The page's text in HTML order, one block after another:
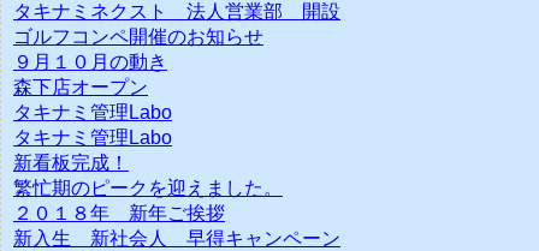
タキナミネクスト 法人営業部 開設
ゴルフコンペ開催のお知らせ
９月１０月の動き
森下店オープン
タキナミ管理Labo
タキナミ管理Labo
新看板完成！
繁忙期のピークを迎えました。
２０１８年 新年ご挨拶
新入生 新社会人 早得キャンペーン